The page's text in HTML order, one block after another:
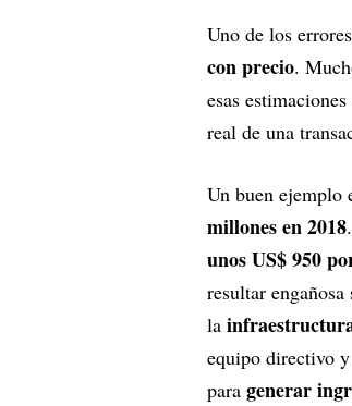
Uno de los
con precio.
esas
real de una
Un buen ejemplo
millones en 2018
unos US$ 950
resultar
la
equipo directivo
para generar